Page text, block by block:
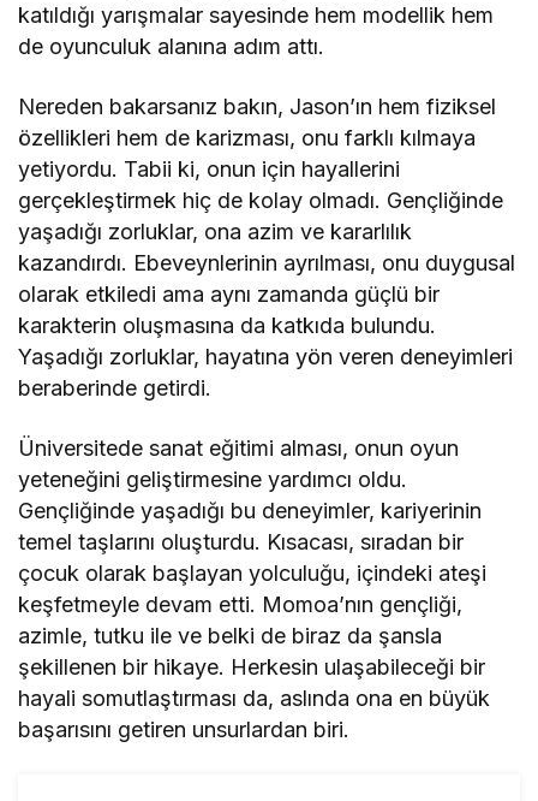
katıldığı yarışmalar sayesinde hem modellik hem
de oyunculuk alanına adım attı.
Nereden bakarsanız bakın, Jason’ın hem fiziksel
özellikleri hem de karizması, onu farklı kılmaya
yetiyordu. Tabii ki, onun için hayallerini
gerçekleştirmek hiç de kolay olmadı. Gençliğinde
yaşadığı zorluklar, ona azim ve kararlılık
kazandırdı. Ebeveynlerinin ayrılması, onu duygusal
olarak etkiledi ama aynı zamanda güçlü bir
karakterin oluşmasına da katkıda bulundu.
Yaşadığı zorluklar, hayatına yön veren deneyimleri
beraberinde getirdi.
Üniversitede sanat eğitimi alması, onun oyun
yeteneğini geliştirmesine yardımcı oldu.
Gençliğinde yaşadığı bu deneyimler, kariyerinin
temel taşlarını oluşturdu. Kısacası, sıradan bir
çocuk olarak başlayan yolculuğu, içindeki ateşi
keşfetmeyle devam etti. Momoa’nın gençliği,
azimle, tutku ile ve belki de biraz da şansla
şekillenen bir hikaye. Herkesin ulaşabileceği bir
hayali somutlaştırması da, aslında ona en büyük
başarısını getiren unsurlardan biri.